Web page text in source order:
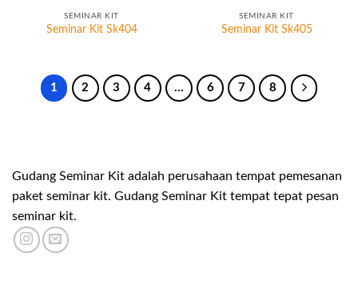
SEMINAR KIT
Seminar Kit Sk404
SEMINAR KIT
Seminar Kit Sk405
1 2 3 4 … 6 7 8
Gudang Seminar Kit adalah perusahaan tempat pemesanan
paket seminar kit. Gudang Seminar Kit tempat tepat pesan
seminar kit.